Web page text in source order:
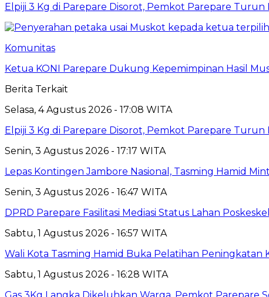
Elpiji 3 Kg di Parepare Disorot, Pemkot Parepare
Komunitas
Ketua KONI Parepare Dukung Kepemimpinan Hasil
Berita Terkait
Selasa, 4 Agustus 2026 - 17:08 WITA
Elpiji 3 Kg di Parepare Disorot, Pemkot Parepare
Senin, 3 Agustus 2026 - 17:17 WITA
Lepas Kontingen Jambore Nasional, Tasming Hamid
Senin, 3 Agustus 2026 - 16:47 WITA
DPRD Parepare Fasilitasi Mediasi Status Lahan
Sabtu, 1 Agustus 2026 - 16:57 WITA
Wali Kota Tasming Hamid Buka Pelatihan Peningkatan
Sabtu, 1 Agustus 2026 - 16:28 WITA